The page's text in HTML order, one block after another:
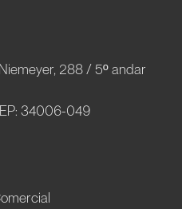
288 / 5º andar
34006-049